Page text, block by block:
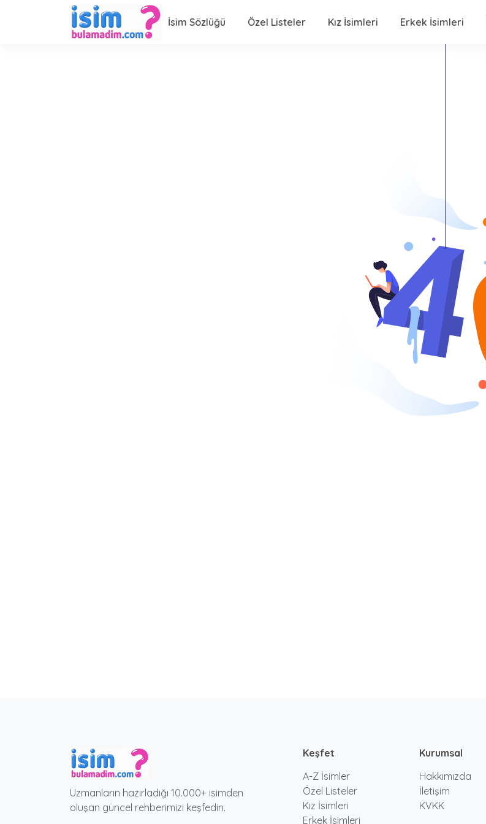
İsim Sözlüğü Özel Listeler Kız İsimleri Erkek İsimleri
Uzmanların hazırladığı 10.000+ isimden
oluşan güncel rehberimizi keşfedin.
Keşfet
A-Z İsimler
Özel Listeler
Kız İsimleri
Erkek İsimleri
Kurumsal
Hakkımızda
İletişim
KVKK